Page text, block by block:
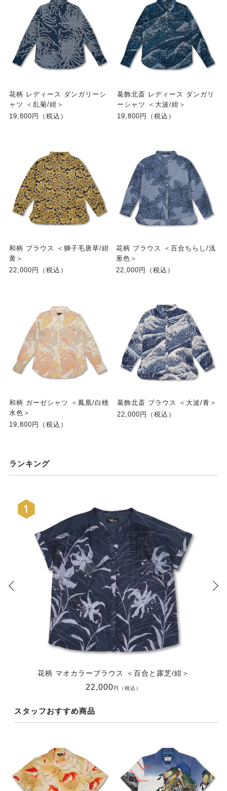
花柄 レディース ダンガリーシ
ャツ ＜乱菊/紺＞
19,800円（税込）
葛飾北斎 レディース ダンガリ
ーシャツ ＜大波/紺＞
19,800円（税込）
和柄 ブラウス ＜獅子毛唐草/紺
黄＞
22,000円（税込）
花柄 ブラウス ＜百合ちらし/浅
葱色＞
22,000円（税込）
和柄 ガーゼシャツ ＜鳳凰/白桃
水色＞
19,800円（税込）
葛飾北斎 ブラウス ＜大波/青＞
22,000円（税込）
ランキング
花柄 マオカラーブラウス ＜百合と露芝/紺＞
22,000円（税込）
スタッフおすすめ商品